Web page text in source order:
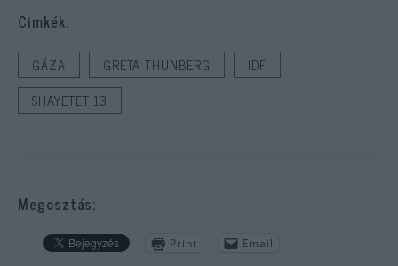
Cimkék:
GÁZA GRETA THUNBERG
IDF
SHAYETET 13
Megosztás:
Print Email